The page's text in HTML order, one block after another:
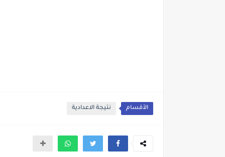
الأقسام نتيجة الاعدادية